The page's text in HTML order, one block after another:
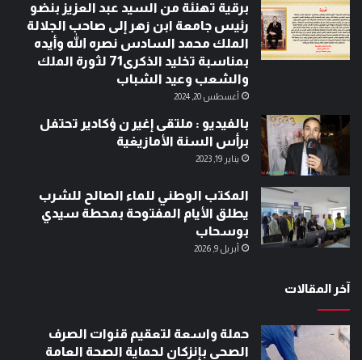
برقية تهنئة من السيد عبد العزيز بنضو
رئيس جامعة ابن زهر إلى صاحب الجلالة
الملك محمد السادس نصره الله وأيده
بمناسبة تخليد الذكرى71 لثورة الملك
والشعب وعيد الشباب
أغسطس 20, 2024
بالفيديو : ملتقى إغير ن ؤكادير تحتفل
برأس السنة الأمازيغية
يناير 19, 2023
المكتب الوطني للماء الصالح للشرب
يطلق الأيام المفتوحة بمحطة سيدي
بوسحاب
أبريل 9, 2026
آخر المقالات
حملة واسعة لتعقيم قنوات الصرف
الصحي بإنزكان لحماية الصحة العامة